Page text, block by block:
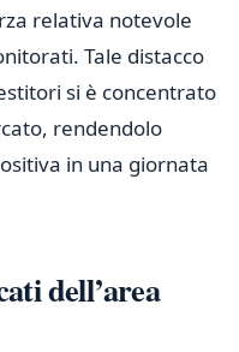
relativa notevole
Tale distacco
si è concentrato
rendendolo
in una giornata
dell’area